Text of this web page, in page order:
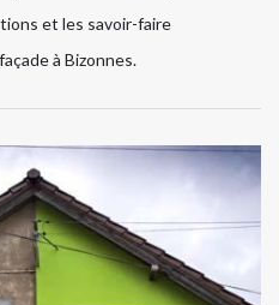
et les savoir-faire
à Bizonnes.